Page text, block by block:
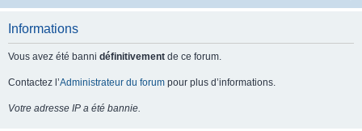
Informations
Vous avez été banni définitivement de ce forum.
Contactez l’Administrateur du forum pour plus d’informations.
Votre adresse IP a été bannie.